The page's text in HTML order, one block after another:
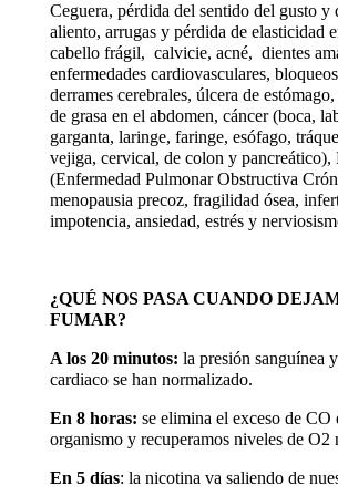
Ceguera, pérdida del sentido del gusto y
aliento, arrugas y pérdida de elasticidad
cabello frágil, calvicie, acné, dientes
enfermedades cardiovasculares,
derrames cerebrales, úlcera de
de grasa en el abdomen, cáncer (boca,
garganta, laringe, faringe, esófago,
vejiga, cervical, de colon y pancreático),
(Enfermedad Pulmonar Obstructiva
menopausia precoz, fragilidad ósea,
impotencia, ansiedad, estrés y
¿QUÉ NOS PASA CUANDO
FUMAR?
A los 20 minutos: la presión sanguínea
cardiaco se han normalizado.
En 8 horas: se elimina el exceso de CO
organismo y recuperamos niveles de O2
En 5 días: la nicotina va saliendo de